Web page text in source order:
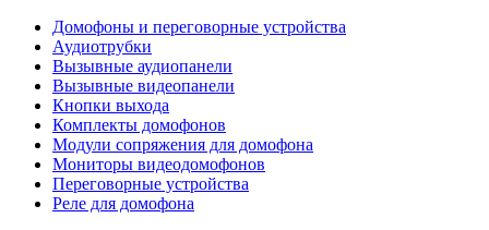
Домофоны и переговорные устройства
Аудиотрубки
Вызывные аудиопанели
Вызывные видеопанели
Кнопки выхода
Комплекты домофонов
Модули сопряжения для домофона
Мониторы видеодомофонов
Переговорные устройства
Реле для домофона